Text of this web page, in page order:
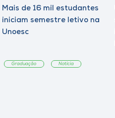
Mais de 16 mil estudantes
iniciam semestre letivo na
Unoesc
Graduação Notícia